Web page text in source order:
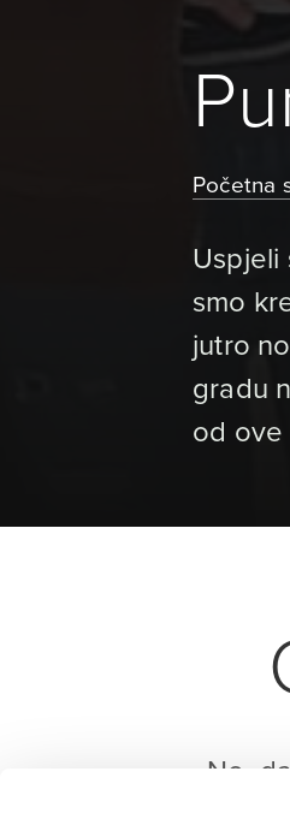
Početna
Uspjeli
smo
jutro
gradu
od ove
No,